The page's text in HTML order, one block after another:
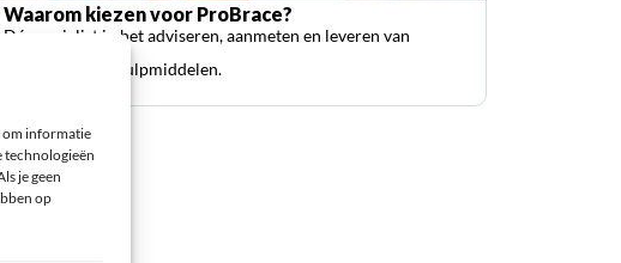
om informatie
technologieën
je geen
op
Waarom kiezen voor ProBrace?
Dé specialist in het adviseren, aanmeten en leveren van
orthopedische hulpmiddelen.